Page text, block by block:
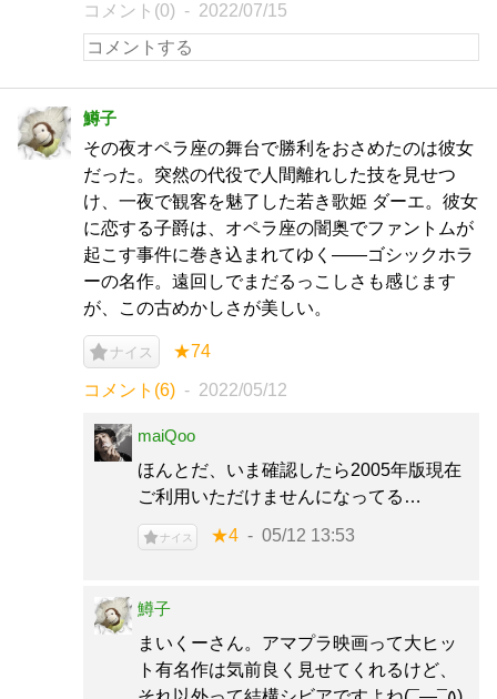
コメント(0) 2022/07/15
鱒子
その夜オペラ座の舞台で勝利をおさめたのは彼女
だった。突然の代役で人間離れした技を見せつ
け、一夜で観客を魅了した若き歌姫 ダーエ。彼女
に恋する子爵は、オペラ座の闇奥でファントムが
起こす事件に巻き込まれてゆく——ゴシックホラ
ーの名作。遠回しでまだるっこしさも感じます
が、この古めかしさが美しい。
ナイス ★74
コメント(6) 2022/05/12
maiQoo
ほんとだ、いま確認したら2005年版現在
ご利用いただけませんになってる…
ナイス ★4 05/12 13:53
鱒子
まいくーさん。アマプラ映画って大ヒッ
ト有名作は気前良く見せてくれるけど、